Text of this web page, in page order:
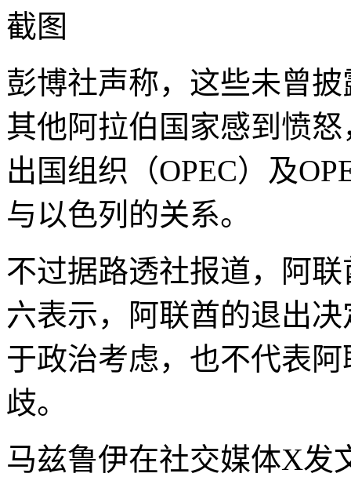
截图
彭博社声称，这些未曾
其他阿拉伯国家感到愤
出国组织（OPEC）及
与以色列的关系。
不过据路透社报道，阿
六表示，阿联酋的退出
于政治考虑，也不代表
歧。
马兹鲁伊在社交媒体X发